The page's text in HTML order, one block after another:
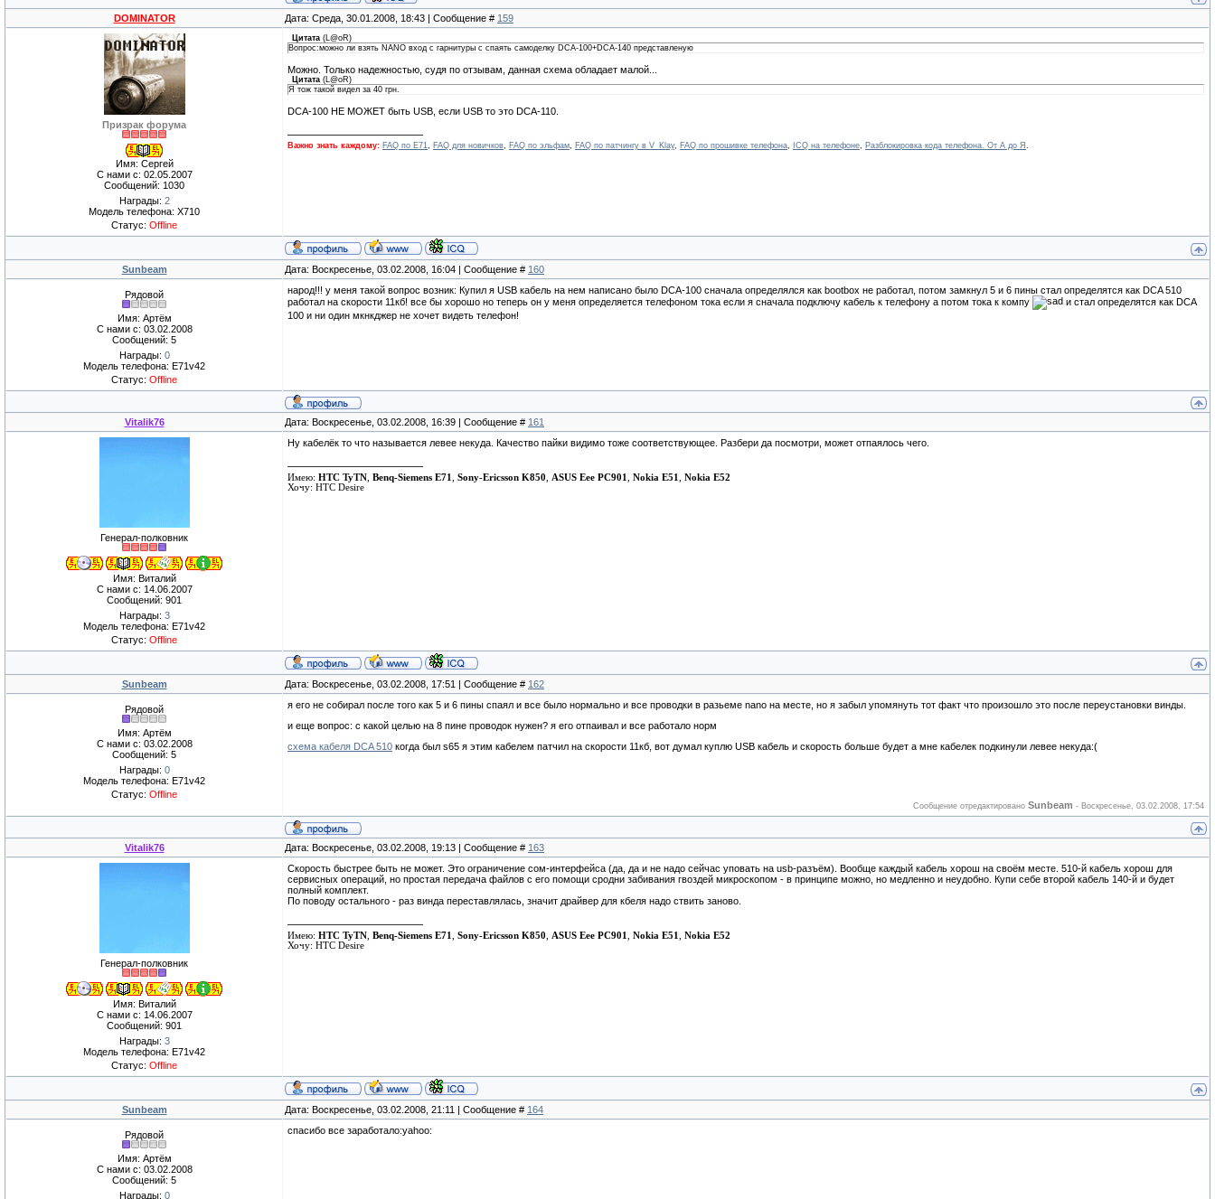
DOMINATOR Дата: Среда, 30.01.2008, 18:43 | Сообщение # 159
Призрак форума
Имя: Сергей
С нами с: 02.05.2007
Сообщений: 1030
Награды: 2
Модель телефона: X710
Статус: Offline
Цитата (L@oR)
Вопрос:можно ли взять NANO вход с гарнитуры с спаять самоделку DCA-100+DCA-140 представленую
Можно. Только надежностью, судя по отзывам, данная схема обладает малой...
Цитата (L@oR)
Я тож такой видел за 40 грн.
DCA-100 НЕ МОЖЕТ быть USB, если USB то это DCA-110.
Важно знать каждому: FAQ по E71 FAQ для новичков FAQ по эльфам FAQ по патчингу в V_Klay, FAQ по прошивке телефона ICQ на телефоне Разблокировка кода телефона. От А до Я
Sunbeam Дата: Воскресенье, 03.02.2008, 16:04 | Сообщение # 160
Рядовой
Имя: Артём
С нами с: 03.02.2008
Сообщений: 5
Награды: 0
Модель телефона: E71v42
Статус: Offline
народ!!! у меня такой вопрос возник: Купил я USB кабель на нем написано было DCA-100 сначала определялся как bootbox не работал, потом замкнул 5 и 6 пины стал определятся как DCA 510
работал на скорости 11кб! все бы хорошо но теперь он у меня определяется телефоном тока если я сначала подключу кабель к телефону а потом тока к компу
и стал определятся как DCA
100 и ни один мкнкджер не хочет видеть телефон!
Vitalik76 Дата: Воскресенье, 03.02.2008, 16:39 | Сообщение # 161
Генерал-полковник
Имя: Виталий
С нами с: 14.06.2007
Сообщений: 901
Награды: 3
Модель телефона: E71v42
Статус: Offline
Ну кабелёк то что называется левее некуда. Качество пайки видимо тоже соответствующее. Разбери да посмотри, может отпаялось чего.
Имею: HTC TyTN Benq-Siemens E71 Sony-Ericsson K850 ASUS Eee PC901 Nokia E51
Nokia E52
Хочу: HTC Desire
Sunbeam Дата: Воскресенье, 03.02.2008, 17:51 | Сообщение # 162
Рядовой
Имя: Артём
С нами с: 03.02.2008
Сообщений: 5
Награды: 0
Модель телефона: E71v42
Статус: Offline
я его не собирал после того как 5 и 6 пины спаял и все было нормально и все проводки в разьеме nano на месте, но я забыл упомянуть тот факт что произошло это после переустановки винды.
и еще вопрос: с какой целью на 8 пине проводок нужен? я его отпаивал и все работало норм
схема кабеля DCA 510 когда был s65 я этим кабелем патчил на скорости 11кб, вот думал куплю USB кабель и скорость больше будет а мне кабелек подкинули левее некуда:(
Сообщение отредактировано Sunbeam - Воскресенье, 03.02.2008, 17:54
Vitalik76 Дата: Воскресенье, 03.02.2008, 19:13 | Сообщение # 163
Генерал-полковник
Имя: Виталий
С нами с: 14.06.2007
Сообщений: 901
Награды: 3
Модель телефона: E71v42
Статус: Offline
Скорость быстрее быть не может. Это ограничение сом-интерфейса (да, да и не надо сейчас уповать на usb-разъём). Вообще каждый кабель хорош на своём месте. 510-й кабель хорош для
сервисных операций, но простая передача файлов с его помощи сродни забивания гвоздей микроскопом - в принципе можно, но медленно и неудобно. Купи себе второй кабель 140-й и будет
полный комплект.
По поводу остального - раз винда переставлялась, значит драйвер для кбеля надо ствить заново.
Имею: HTC TyTN Benq-Siemens E71 Sony-Ericsson K850 ASUS Eee PC901 Nokia E51
Nokia E52
Хочу: HTC Desire
Sunbeam Дата: Воскресенье, 03.02.2008, 21:11 | Сообщение # 164
Рядовой
Имя: Артём
С нами с: 03.02.2008
Сообщений: 5
Награды: 0
спасибо все заработало:yahoo: